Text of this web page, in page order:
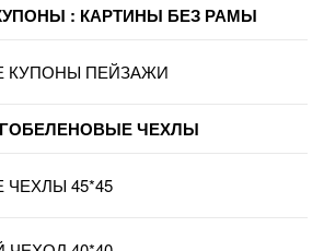
: КАРТИНЫ БЕЗ РАМЫ
КУПОНЫ ПЕЙЗАЖИ
ЧЕХЛЫ
45*45